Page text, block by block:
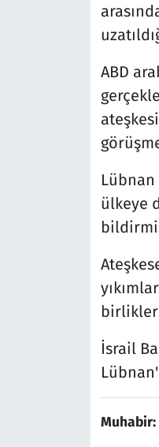
ABD
Lübnan
ülkeye
İsrail
Muhabir: